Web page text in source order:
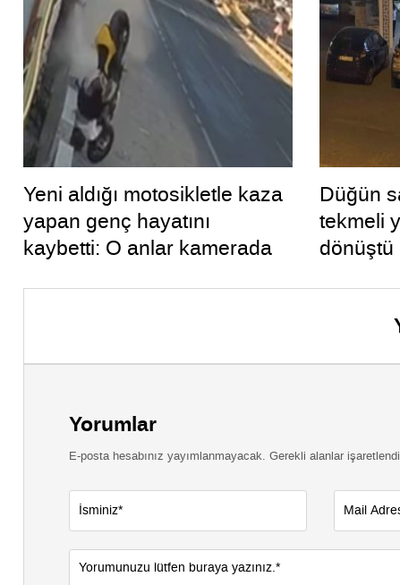
Yeni aldığı motosikletle kaza
yapan genç hayatını
kaybetti: O anlar kamerada
Düğün
tekmeli
dönüştü
Yorumlar
E-posta hesabınız yayımlanmayacak. Gerekli alanlar işaretlendi